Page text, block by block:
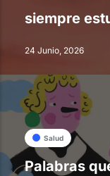
siempre
24 Junio, 2026
Salud
Palabras